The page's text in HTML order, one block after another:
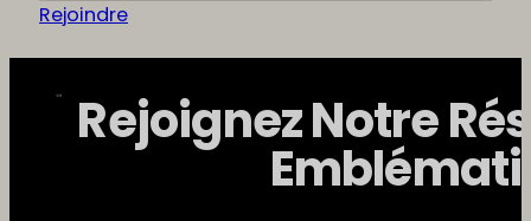
Rejoindre
Rejoignez Notre